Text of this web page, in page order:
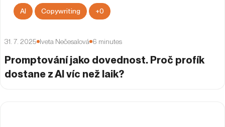
31. 7. 2025 Iveta Nečesalová 6 minutes
Promptování jako dovednost. Proč profík
dostane z AI víc než laik?
AI Copywriting +0